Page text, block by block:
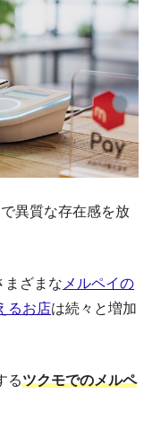
異質な存在感を放
まざまな メルペイの
るお店は続々と増加
るツクモでのメルペ